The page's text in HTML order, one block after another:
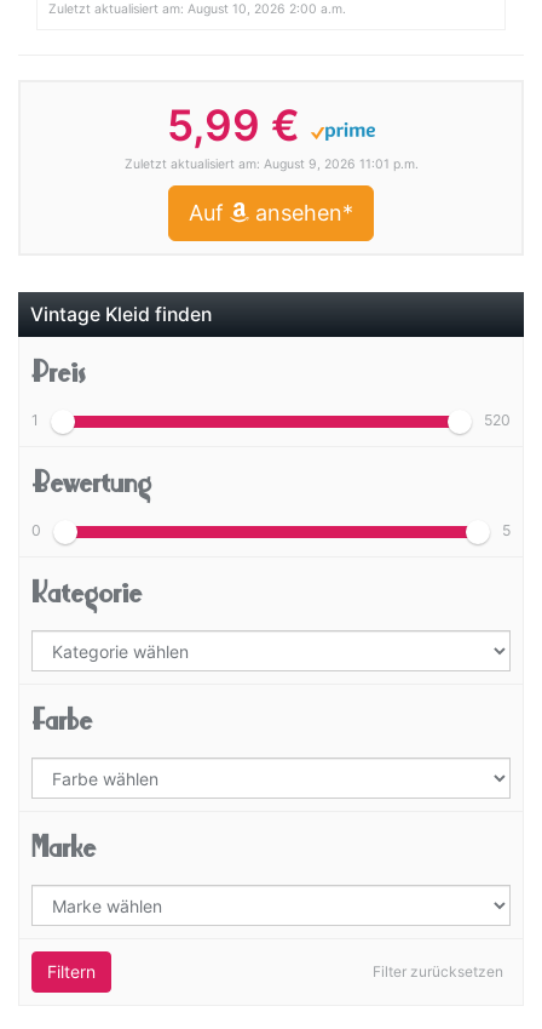
Zuletzt aktualisiert am: August 10, 2026 2:00 a.m.
5,99 €
Zuletzt aktualisiert am: August 9, 2026 11:01 p.m.
Auf ansehen*
Vintage Kleid finden
Preis
1 520
Bewertung
0 5
Kategorie
Farbe
Marke
Filter zurücksetzen
Filtern